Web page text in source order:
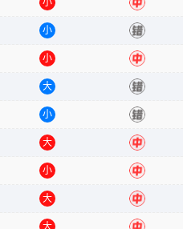
小 中
小 错
小 中
大 错
小 错
大 中
小 中
大 中
大 中